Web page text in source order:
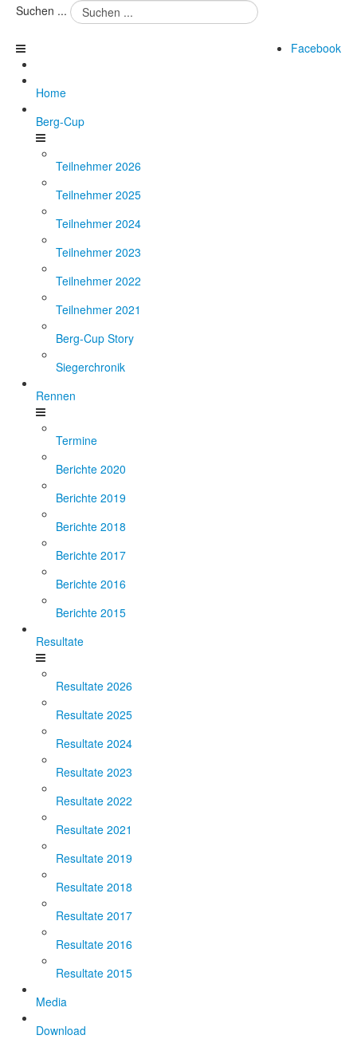
Suchen ...
Facebook
Home
Berg-Cup
Teilnehmer 2026
Teilnehmer 2025
Teilnehmer 2024
Teilnehmer 2023
Teilnehmer 2022
Teilnehmer 2021
Berg-Cup Story
Siegerchronik
Rennen
Termine
Berichte 2020
Berichte 2019
Berichte 2018
Berichte 2017
Berichte 2016
Berichte 2015
Resultate
Resultate 2026
Resultate 2025
Resultate 2024
Resultate 2023
Resultate 2022
Resultate 2021
Resultate 2019
Resultate 2018
Resultate 2017
Resultate 2016
Resultate 2015
Media
Download